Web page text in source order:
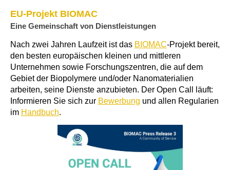
EU-Projekt BIOMAC
Eine Gemeinschaft von Dienstleistungen
Nach zwei Jahren Laufzeit ist das BIOMAC-Projekt bereit,
den besten europäischen kleinen und mittleren
Unternehmen sowie Forschungszentren, die auf dem
Gebiet der Biopolymere und/oder Nanomaterialien
arbeiten, seine Dienste anzubieten. Der Open Call läuft:
Informieren Sie sich zur Bewerbung und allen Regularien
im Handbuch.